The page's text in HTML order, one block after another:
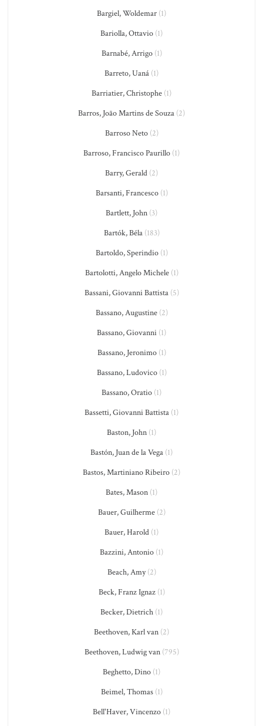
Bargiel, Woldemar (1)
Bariolla, Ottavio (1)
Barnabé, Arrigo(1)
Barreto, Uaná (1)
Barriatier, Christophe (1)
Barros, João Martins de Souza (2)
Barroso Neto(2)
Barroso, Francisco Paurillo (1)
Barry, Gerald (2)
Barsanti, Francesco(1)
Bartlett, John (3)
Bartók, Béla(183)
Bartoldo, Sperindio(1)
Bartolotti, Angelo Michele(1)
Bassani, Giovanni Battista(5)
Bassano, Augustine(2)
Bassano, Giovanni (1)
Bassano, Jeronimo(1)
Bassano, Ludovico(1)
Bassano, Oratio (1)
Bassetti, Giovanni Battista (1)
Baston, John (1)
Bastón, Juan de la Vega (1)
Bastos, Martiniano Ribeiro (2)
Bates, Mason (1)
Bauer, Guilherme(2)
Bauer, Harold (1)
Bazzini, Antonio (1)
Beach, Amy(2)
Beck, Franz Ignaz(1)
Becker, Dietrich (1)
Beethoven, Karl van (2)
Beethoven, Ludwig van(795)
Beghetto, Dino (1)
Beimel, Thomas(1)
Bell'Haver, Vincenzo (1)